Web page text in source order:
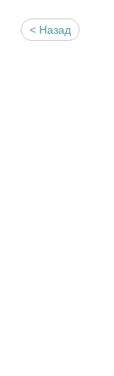
< Назад